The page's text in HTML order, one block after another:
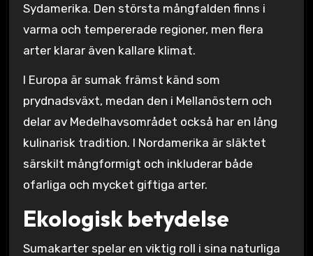
Sydamerika. Den största mångfalden finns i
varma och tempererade regioner, men flera
arter klarar även kallare klimat.
I Europa är sumak främst känd som
prydnadsväxt, medan den i Mellanöstern och
delar av Medelhavsområdet också har en lång
kulinarisk tradition. I Nordamerika är släktet
särskilt mångformigt och inkluderar både
ofarliga och mycket giftiga arter.
Ekologisk betydelse
Sumakarter spelar en viktig roll i sina naturliga